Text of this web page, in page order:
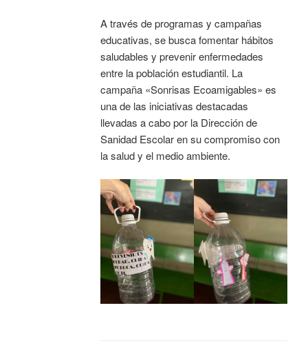
A través de programas y campañas
educativas, se busca fomentar hábitos
saludables y prevenir enfermedades
entre la población estudiantil. La
campaña «Sonrisas Ecoamigables» es
una de las iniciativas destacadas
llevadas a cabo por la Dirección de
Sanidad Escolar en su compromiso con
la salud y el medio ambiente.